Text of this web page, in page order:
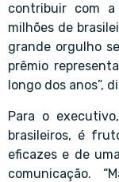
contribuir com a
milhões de
grande orgulho
prêmio
longo dos anos”,
Para o
brasileiros, é
eficazes e de
comunicação.